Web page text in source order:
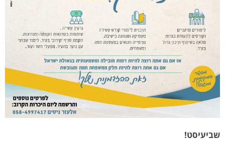
שביעיסט!